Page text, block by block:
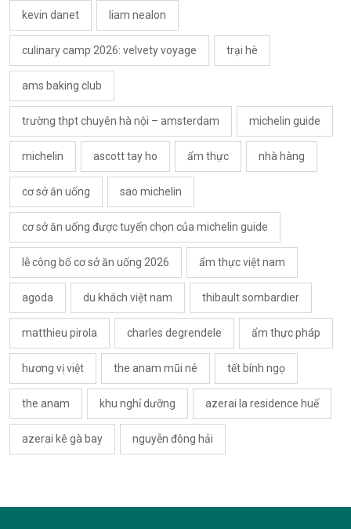
kevin danet liam nealon
culinary camp 2026: velvety voyage trại hè
ams baking club
trường thpt chuyên hà nội – amsterdam michelin guide
michelin ascott tay ho ẩm thực nhà hàng
cơ sở ăn uống sao michelin
cơ sở ăn uống được tuyển chọn của michelin guide
lễ công bố cơ sở ăn uống 2026 ẩm thực việt nam
agoda du khách việt nam thibault sombardier
matthieu pirola charles degrendele ẩm thực pháp
hương vị việt the anam mũi né tết bính ngọ
the anam khu nghỉ dưỡng azerai la residence huế
azerai kê gà bay nguyễn đông hải